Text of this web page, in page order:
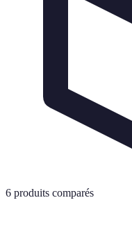
6 produits comparés